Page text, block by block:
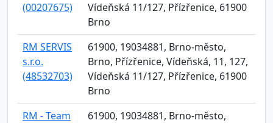
(00207675)
Vídeňská 11/127, Přízřenice, 61900
Brno
RM SERVIS
s.r.o.
(48532703)
61900, 19034881, Brno-město,
Brno, Přízřenice, Vídeňská, 11, 127,
Vídeňská 11/127, Přízřenice, 61900
Brno
RM - Team
61900, 19034881, Brno-město,